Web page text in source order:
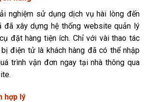
nghiệm sử dụng dịch vụ hài lòng đến
đã xây dựng hệ thống website quản lý
đặt hàng tiện ích. Chỉ với vài thao tác
điện tử là khách hàng đã có thể nhập
trình vận đơn ngay tại nhà thông qua
hợp lý